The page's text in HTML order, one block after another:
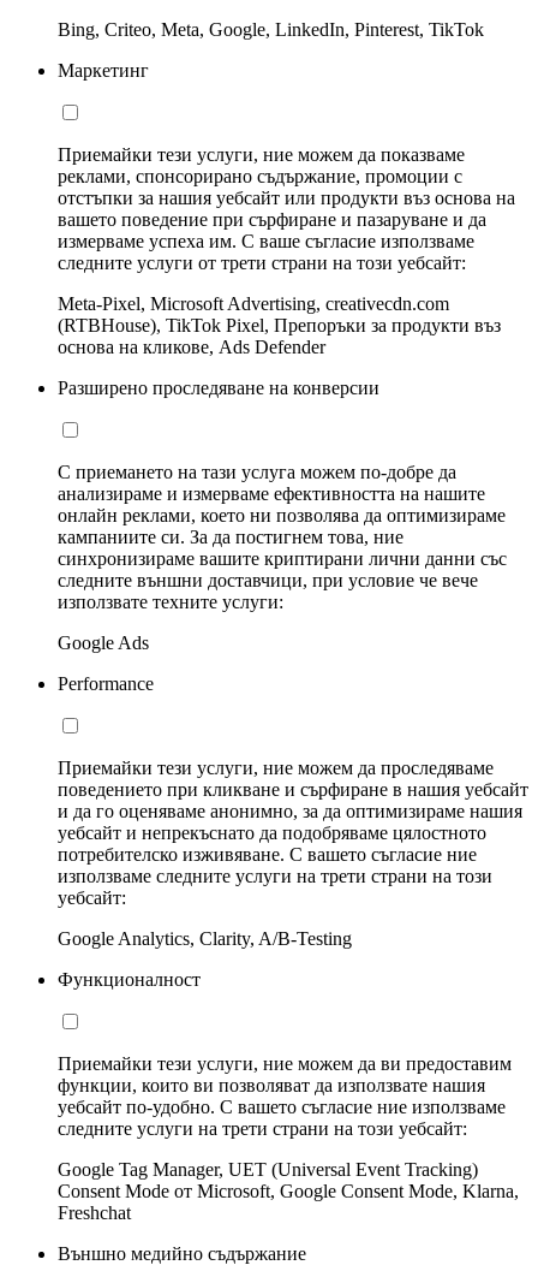
Bing, Criteo, Meta, Google, LinkedIn, Pinterest, TikTok
Маркетинг
Приемайки тези услуги, ние можем да показваме
реклами, спонсорирано съдържание, промоции с
отстъпки за нашия уебсайт или продукти въз основа на
вашето поведение при сърфиране и пазаруване и да
измерваме успеха им. С ваше съгласие използваме
следните услуги от трети страни на този уебсайт:
Meta-Pixel, Microsoft Advertising, creativecdn.com
(RTBHouse), TikTok Pixel, Препоръки за продукти въз
основа на кликове, Ads Defender
Разширено проследяване на конверсии
С приемането на тази услуга можем по-добре да
анализираме и измерваме ефективността на нашите
онлайн реклами, което ни позволява да оптимизираме
кампаниите си. За да постигнем това, ние
синхронизираме вашите криптирани лични данни със
следните външни доставчици, при условие че вече
използвате техните услуги:
Google Ads
Performance
Приемайки тези услуги, ние можем да проследяваме
поведението при кликване и сърфиране в нашия уебсайт
и да го оценяваме анонимно, за да оптимизираме нашия
уебсайт и непрекъснато да подобряваме цялостното
потребителско изживяване. С вашето съгласие ние
използваме следните услуги на трети страни на този
уебсайт:
Google Analytics, Clarity, A/B-Testing
Функционалност
Приемайки тези услуги, ние можем да ви предоставим
функции, които ви позволяват да използвате нашия
уебсайт по-удобно. С вашето съгласие ние използваме
следните услуги на трети страни на този уебсайт:
Google Tag Manager, UET (Universal Event Tracking)
Consent Mode от Microsoft, Google Consent Mode, Klarna,
Freshchat
Външно медийно съдържание